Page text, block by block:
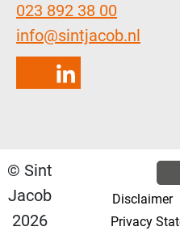
023 892 38 00
info@sintjacob.nl
© Sint
Jacob
2026
Disclaimer
Privacy